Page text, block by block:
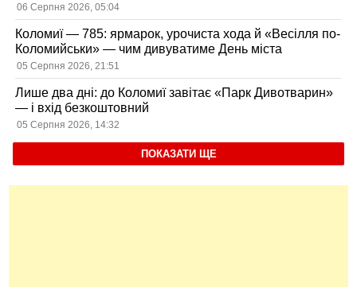
06 Серпня 2026, 05:04
Коломиї — 785: ярмарок, урочиста хода й «Весілля по-
Коломийськи» — чим дивуватиме День міста
05 Серпня 2026, 21:51
Лише два дні: до Коломиї завітає «Парк Дивотварин»
— і вхід безкоштовний
05 Серпня 2026, 14:32
ПОКАЗАТИ ЩЕ